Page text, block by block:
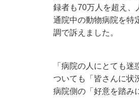
録者も70万人を超え、
通院中の動物病院を特
調で訴えました。
「病院の人にとても
ついても「皆さんに状
病院側の「好意を踏み